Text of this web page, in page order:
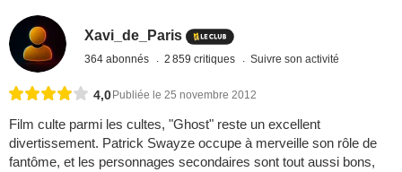
Xavi_de_Paris
364 abonnés 2 859 critiques Suivre son activité
4,0 Publiée le 25 novembre 2012
Film culte parmi les cultes, "Ghost" reste un excellent
divertissement. Patrick Swayze occupe à merveille son rôle de
fantôme, et les personnages secondaires sont tout aussi bons,